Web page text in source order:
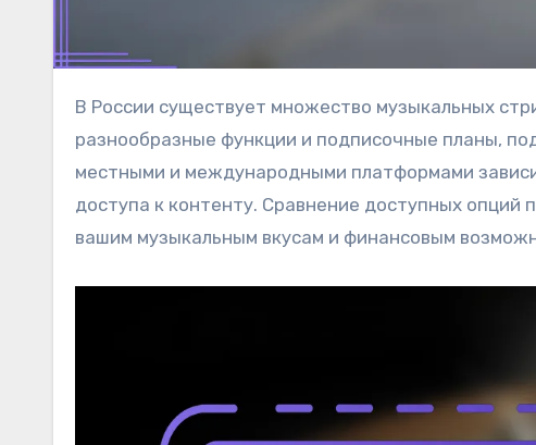
В России существует множество музыкальных стриминговых сервисов, каждый из которых предлагает
разнообразные функции и подписочные планы,
местными и международными платформами
доступа к контенту. Сравнение доступных
вашим музыкальным вкусам и финансовым